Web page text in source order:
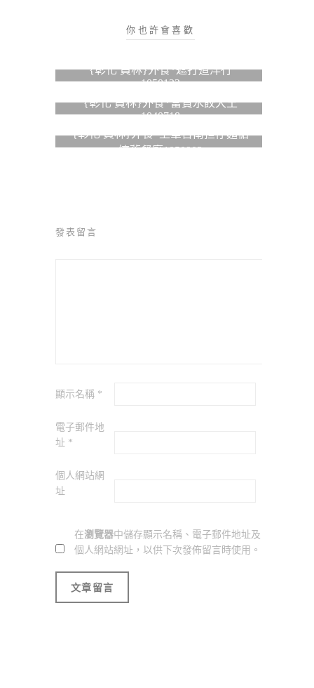
你也許會喜歡
{彰化 員林}外食*遮打道洋行
1050122
{彰化 員林}外食*富寶水餃大王
1040718
{彰化 員林}外食*上筆台南担仔麵惦
懷舊餐廳1050903
發表留言
顯示名稱 *
電子郵件地
址 *
個人網站網
址
在瀏覽器中儲存顯示名稱、電子郵件地址及
個人網站網址，以供下次發佈留言時使用。